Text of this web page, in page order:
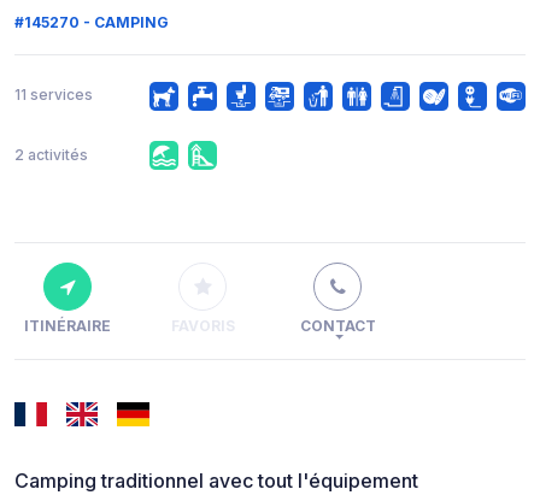
#145270 - CAMPING
11 services
2 activités
ITINÉRAIRE FAVORIS CONTACT
Camping traditionnel avec tout l'équipement